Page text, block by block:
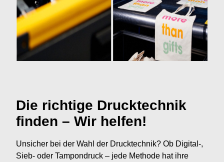
Die richtige Drucktechnik
finden – Wir helfen!
Unsicher bei der Wahl der Drucktechnik? Ob Digital-,
Sieb- oder Tampondruck – jede Methode hat ihre